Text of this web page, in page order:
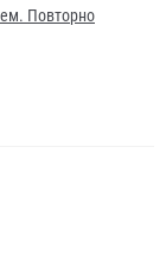
Повторно